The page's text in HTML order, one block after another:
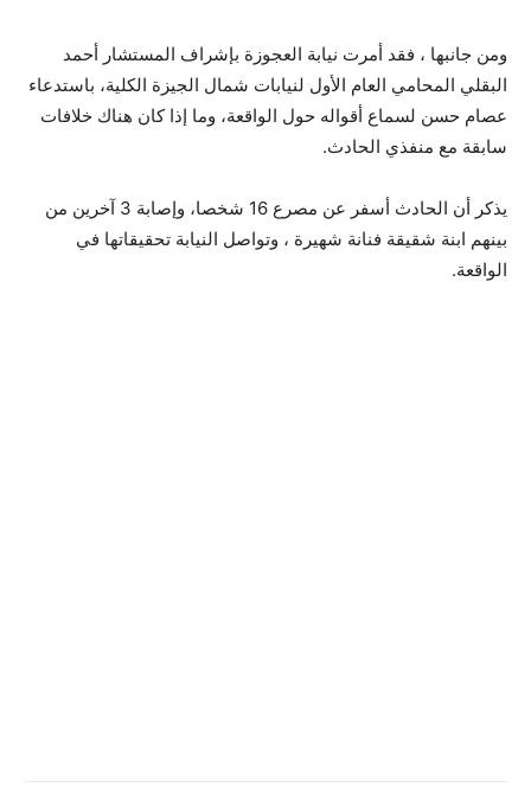
ومن جانبها ، فقد أمرت نيابة العجوزة بإشراف المستشار أحمد
البقلي المحامي العام الأول لنيابات شمال الجيزة الكلية، باستدعاء
عصام حسن لسماع أقواله حول الواقعة، وما إذا كان هناك خلافات
سابقة مع منفذي الحادث.
يذكر أن الحادث أسفر عن مصرع 16 شخصا، وإصابة 3 آخرين من
بينهم ابنة شقيقة فنانة شهيرة ، وتواصل النيابة تحقيقاتها في
الواقعة.